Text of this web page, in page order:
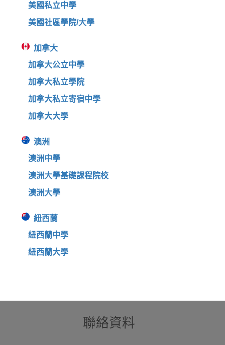
美國私立中學
美國社區學院/大學
加拿大
加拿大公立中學
加拿大私立學院
加拿大私立寄宿中學
加拿大大學
澳洲
澳洲中學
澳洲大學基礎課程院校
澳洲大學
紐西蘭
紐西蘭中學
紐西蘭大學
聯絡資料